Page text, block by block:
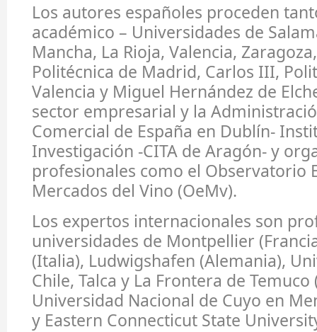
Los autores españoles proceden
académico – Universidades de
Mancha, La Rioja, Valencia,
Politécnica de Madrid, Carlos III,
Valencia y Miguel Hernández de
sector empresarial y la
Comercial de España en Dublín-
Investigación -CITA de Aragón- y
profesionales como el Observatorio
Mercados del Vino (OeMv).
Los expertos internacionales son
universidades de Montpellier
(Italia), Ludwigshafen (Alemania),
Chile, Talca y La Frontera de Temuco
Universidad Nacional de Cuyo en
y Eastern Connecticut State